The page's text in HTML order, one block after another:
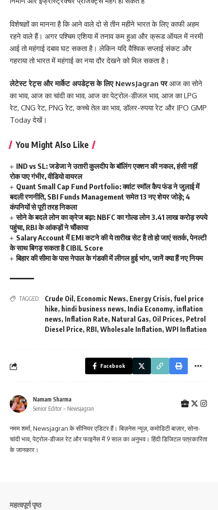
विशेषज्ञों का मानना है कि आने वाले दो से तीन महीने भारत के लिए काफी अहम
रहने वाले हैं। अगर पश्चिम एशिया में तनाव कम हुआ और क्रूड ऑयल में नरमी
आई तो महंगाई दबाव घट सकता है। लेकिन यदि वैश्विक सप्लाई संकट और
गहराया तो भारत में महंगाई का नया दौर देखने को मिल सकता है।
लेटेस्ट रेट्स और मार्केट अपडेट्स के लिए NewsJagran पर आज का सोने
का भाव, आज का चांदी का भाव, आज का पेट्रोल-डीजल भाव, आज का LPG
रेट, CNG रेट, PNG रेट,कच्चे तेल का भाव,डॉलर-रुपया रेट और IPO GMP
Todayदेखें।
You Might Also Like
IND vs SL: जडेजा ने उतारी कुलदीप के बॉलिंग एक्शन की नकल, हंसी नहीं
रोक पाए गंभीर, वीडियो वायरल
Quant Small Cap Fund Portfolio: क्वांट स्मॉल कैप फंड ने जुलाई में
बदली रणनीति, SBI Funds Management समेत 13 नए शेयर जोड़े; 4
कंपनियों से पूरी तरह निकला
सोने के बदले लोन का क्रेज बढ़ा: NBFC का गोल्ड लोन 3.41 लाख करोड़ रुपये
पहुंचा, RBI के आंकड़ों ने चौंकाया
Salary Account में EMI कटने की ये तारीख सेट है तो हो जाएं सतर्क, पेनल्टी
के साथ बिगड़ सकता है CIBIL Score
बिहार की सीमा के पास नेपाल के गंडकी में लीगल हुई भांग, जानें क्या हैं नए नियम
TAGGED: Crude Oil , Economic News, Energy Crisis, fuel price
hike, hindi business news, India Economy, inflation
news, Inflation Rate, Natural Gas, Oil Prices, Petrol
Diesel Price, RBI, Wholesale Inflation, WPI Inflation
Facebook
Namam Sharma
Senior Editor – Newsjagran
नमम शर्मा, Newsjagran के सीनियर एडिटर हैं। बिज़नेस न्यूज़, कमोडिटी बाज़ार, सोना-
चांदी भाव, पेट्रोल-डीजल रेट और फाइनेंस में 9 साल का अनुभव। हिंदी डिजिटल पत्रकारिता
के जानकार।
महत्वपूर्ण पृष्ठ